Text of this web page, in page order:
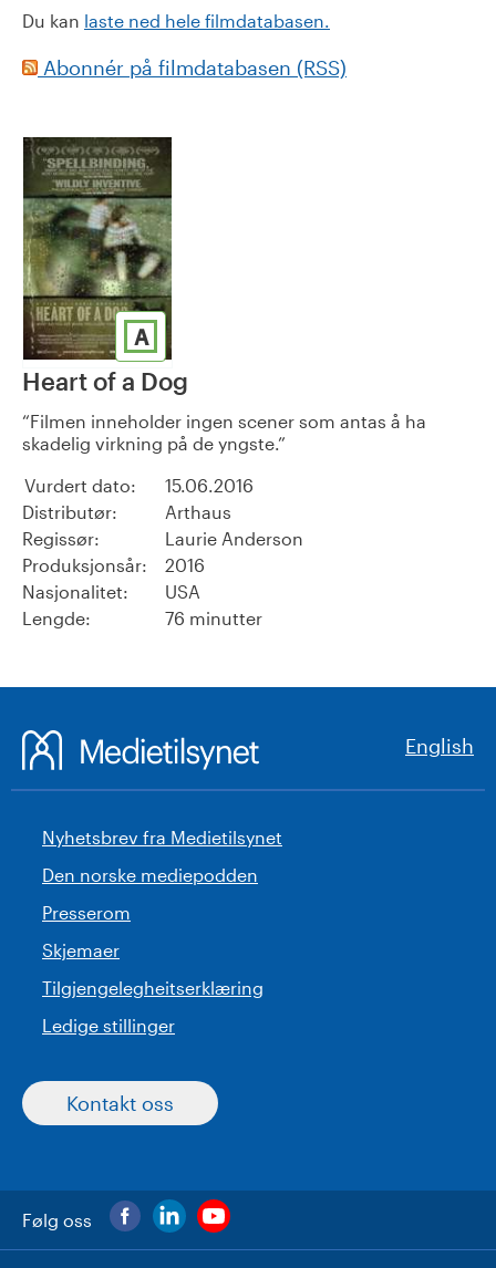
Du kan laste ned hele filmdatabasen.
Abonnér på filmdatabasen (RSS)
A
Heart of a Dog
Filmen inneholder ingen scener som antas å ha
skadelig virkning på de yngste.
Vurdert dato:
15.06.2016
Distributør:
Arthaus
Regissør:
Laurie Anderson
Produksjonsår:
2016
Nasjonalitet:
USA
Lengde:
76 minutter
English
Nyhetsbrev fra Medietilsynet
Den norske mediepodden
Presserom
Skjemaer
Tilgjengelegheitserklæring
Ledige stillinger
Kontakt oss
Følg oss